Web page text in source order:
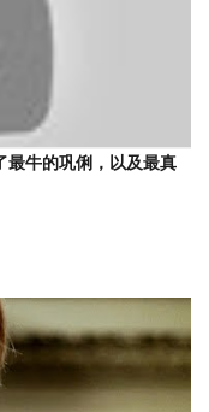
最牛的巩俐，以及最真